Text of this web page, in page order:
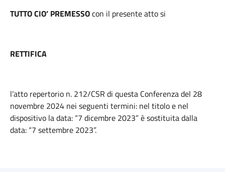
TUTTO CIO’ PREMESSOcon il presente atto si
RETTIFICA
l’atto repertorio n. 212/CSR di questa Conferenza del 28
novembre 2024 nei seguenti termini: nel titolo e nel
dispositivo la data: “7 dicembre 2023” è sostituita dalla
data: “7 settembre 2023”.